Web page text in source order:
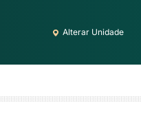
Alterar Unidade